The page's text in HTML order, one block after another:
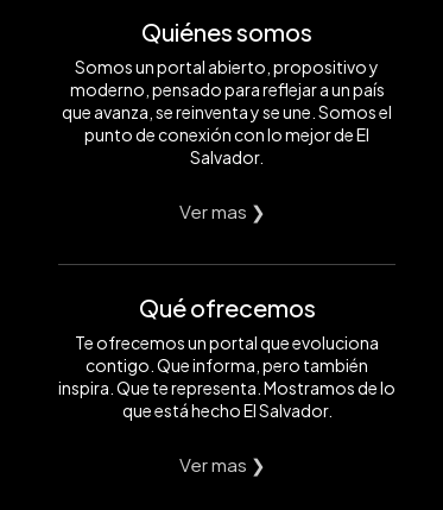
Quiénes somos
Somos un portal abierto, propositivo y
moderno, pensado para reflejar a un país
que avanza, se reinventa y se une. Somos el
punto de conexión con lo mejor de El
Salvador.
Ver mas ❯
Qué ofrecemos
Te ofrecemos un portal que evoluciona
contigo. Que informa, pero también
inspira. Que te representa. Mostramos de lo
que está hecho El Salvador.
Ver mas ❯